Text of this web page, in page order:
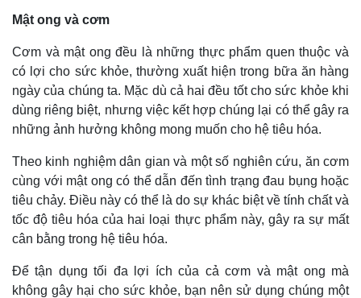
Pháp luật
Vụ án
Tin nóng
Quân sự - Quốc phòng
Vũ khí
Việt Nam
Mật ong và cơm
Cơm và mật ong đều là những thực phẩm quen thuộc và
có lợi cho sức khỏe, thường xuất hiện trong bữa ăn hàng
ngày của chúng ta. Mặc dù cả hai đều tốt cho sức khỏe khi
dùng riêng biệt, nhưng việc kết hợp chúng lại có thể gây ra
những ảnh hưởng không mong muốn cho hệ tiêu hóa.
Theo kinh nghiệm dân gian và một số nghiên cứu, ăn cơm
cùng với mật ong có thể dẫn đến tình trạng đau bụng hoặc
tiêu chảy. Điều này có thể là do sự khác biệt về tính chất và
tốc độ tiêu hóa của hai loại thực phẩm này, gây ra sự mất
cân bằng trong hệ tiêu hóa.
Để tận dụng tối đa lợi ích của cả cơm và mật ong mà
không gây hại cho sức khỏe, bạn nên sử dụng chúng một